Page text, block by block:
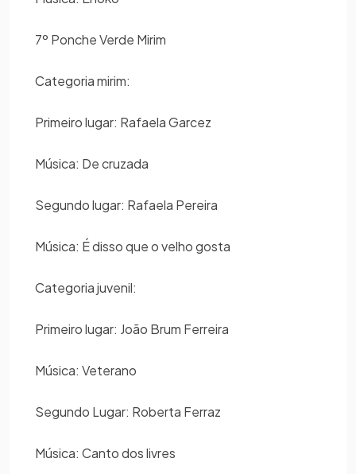
7º Ponche Verde Mirim
Categoria mirim:
Primeiro lugar: Rafaela Garcez
Música: De cruzada
Segundo lugar: Rafaela Pereira
Música: É disso que o velho gosta
Categoria juvenil:
Primeiro lugar: João Brum Ferreira
Música: Veterano
Segundo Lugar: Roberta Ferraz
Música: Canto dos livres